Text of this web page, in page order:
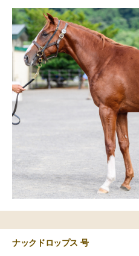
ナックドロップス 号